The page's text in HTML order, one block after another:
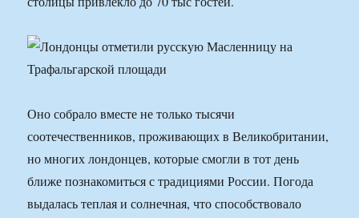
Оно собрало вместе не только тысячи
соотечественников, проживающих в Великобритании,
но многих лондонцев, которые смогли в тот день
ближе познакомиться с традициями России. Погода
выдалась теплая и солнечная, что способствовало